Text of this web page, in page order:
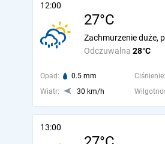
12:00
27°C
Odczuwalna 28°C
Zachmurzenie duże,
Opad: 0.5 mm Ciśnienie:
Wiatr:
30 km/h
13:00